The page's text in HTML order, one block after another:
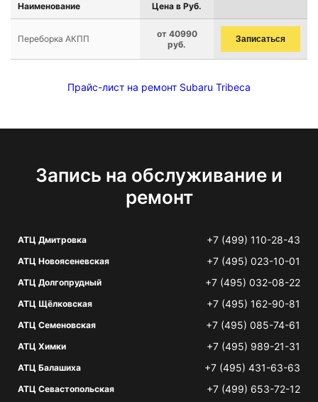
Наименование Цена в Руб.
Переборка АКПП
от 40990
руб.
Записаться
Прайс-лист на ремонт Subaru Tribeca
Запись на обслуживание и
ремонт
АТЦ Дмитровка +7 (499) 110-28-43
АТЦ Новоясеневская +7 (495) 023-10-01
АТЦ Долгопрудный +7 (495) 032-08-22
АТЦ Щёлковская +7 (495) 162-90-81
АТЦ Семеновская +7 (495) 085-74-61
АТЦ Химки +7 (495) 989-21-31
АТЦ Балашиха +7 (495) 431-63-63
АТЦ Севастопольская +7 (499) 653-72-12